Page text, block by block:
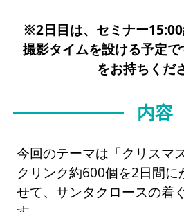
※2日目は、セミナー
撮影タイムを設ける予定
をお持ちくだ
内容
今回のテーマは「クリスマ
クリンク約600個を2日間に
せて、サンタクロースの着